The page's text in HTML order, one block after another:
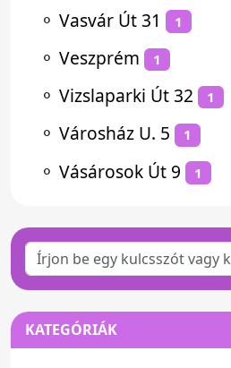
⚬ Vasvár Út 31 1
⚬ Veszprém 1
⚬ Vizslaparki Út 32 1
⚬ Városház U. 5 1
⚬ Vásárosok Út 9 1
KATEGÓRIÁK